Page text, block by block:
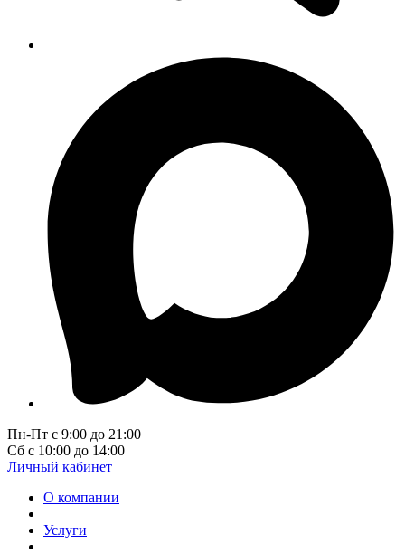
Пн-Пт с 9:00 до 21:00
Сб с 10:00 до 14:00
Личный кабинет
О компании
Услуги